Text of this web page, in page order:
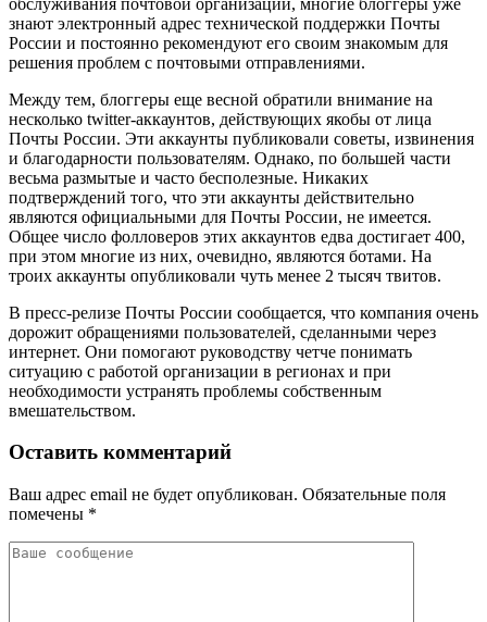
знают электронный адрес технической поддержки Почты
России и постоянно рекомендуют его своим знакомым для
решения проблем с почтовыми отправлениями.
Между тем, блоггеры еще весной обратили внимание на
несколько twitter-аккаунтов, действующих якобы от лица
Почты России. Эти аккаунты публиковали советы, извинения
и благодарности пользователям. Однако, по большей части
весьма размытые и часто бесполезные. Никаких
подтверждений того, что эти аккаунты действительно
являются официальными для Почты России, не имеется.
Общее число фолловеров этих аккаунтов едва достигает 400,
при этом многие из них, очевидно, являются ботами. На
троих аккаунты опубликовали чуть менее 2 тысяч твитов.
В пресс-релизе Почты России сообщается, что компания очень
дорожит обращениями пользователей, сделанными через
интернет. Они помогают руководству четче понимать
ситуацию с работой организации в регионах и при
необходимости устранять проблемы собственным
вмешательством.
Оставить комментарий
Ваш адрес email не будет опубликован. Обязательные поля
помечены *